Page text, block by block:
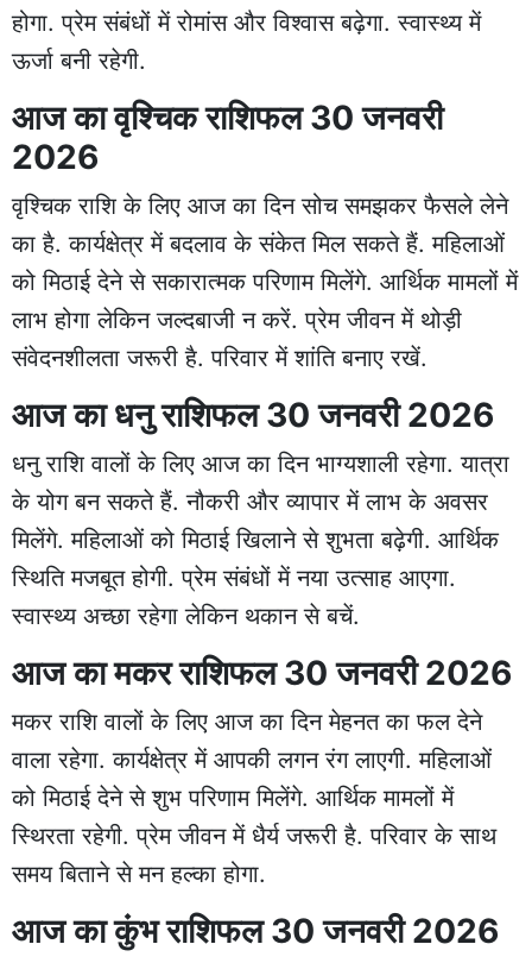
होगा. प्रेम संबंधों में रोमांस और विश्वास बढ़ेगा. स्वास्थ्य में
ऊर्जा बनी रहेगी.
आज का वृश्चिक राशिफल 30 जनवरी
2026
वृश्चिक राशि के लिए आज का दिन सोच समझकर फैसले लेने
का है. कार्यक्षेत्र में बदलाव के संकेत मिल सकते हैं. महिलाओं
को मिठाई देने से सकारात्मक परिणाम मिलेंगे. आर्थिक मामलों में
लाभ होगा लेकिन जल्दबाजी न करें. प्रेम जीवन में थोड़ी
संवेदनशीलता जरूरी है. परिवार में शांति बनाए रखें.
आज का धनु राशिफल 30 जनवरी 2026
धनु राशि वालों के लिए आज का दिन भाग्यशाली रहेगा. यात्रा
के योग बन सकते हैं. नौकरी और व्यापार में लाभ के अवसर
मिलेंगे. महिलाओं को मिठाई खिलाने से शुभता बढ़ेगी. आर्थिक
स्थिति मजबूत होगी. प्रेम संबंधों में नया उत्साह आएगा.
स्वास्थ्य अच्छा रहेगा लेकिन थकान से बचें.
आज का मकर राशिफल 30 जनवरी 2026
मकर राशि वालों के लिए आज का दिन मेहनत का फल देने
वाला रहेगा. कार्यक्षेत्र में आपकी लगन रंग लाएगी. महिलाओं
को मिठाई देने से शुभ परिणाम मिलेंगे. आर्थिक मामलों में
स्थिरता रहेगी. प्रेम जीवन में धैर्य जरूरी है. परिवार के साथ
समय बिताने से मन हल्का होगा.
आज का कुंभ राशिफल 30 जनवरी 2026